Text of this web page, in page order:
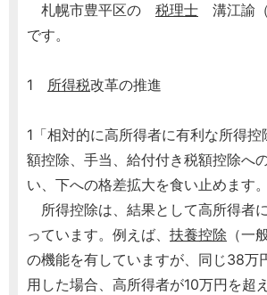
札幌市豊平区の 税理士 溝江諭
です。
1 所得税改革の推進
1「相対的に高所得者に有利な所得
額控除、手当、給付付き税額控除へ
い、下への格差拡大を食い止めます。
所得控除は、結果として高所得者
っています。例えば、 扶養控除 （一
の機能を有していますが、同じ38万
用した場合、高所得者が10万円を超